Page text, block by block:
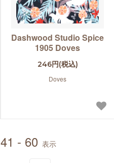
Dashwood Studio Spice
1905 Doves
246円(税込)
Doves
41 - 60 表示